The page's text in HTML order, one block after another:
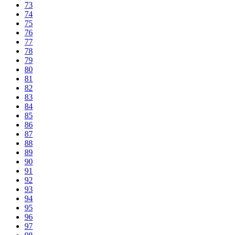
73
74
75
76
77
78
79
80
81
82
83
84
85
86
87
88
89
90
91
92
93
94
95
96
97